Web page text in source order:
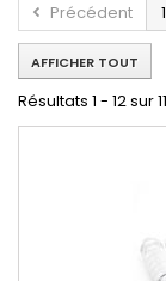
Précédent 1
AFFICHER TOUT
Résultats 1 - 12 sur